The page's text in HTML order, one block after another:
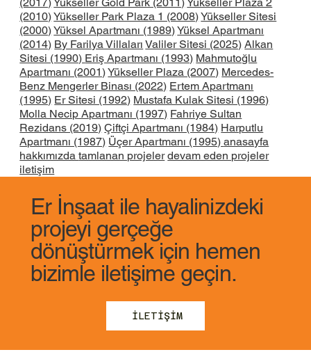
(2010)Yükseller Park Plaza 1 (2008)Yükseller Sitesi
(2000)Yüksel Apartmanı (1989)Yüksel Apartmanı
(2014) By Farilya Villaları Valiler Sitesi (2025) Alkan
Sitesi (1990) Eriş Apartmanı (1993) Mahmutoğlu
Apartmanı (2001)Yükseller Plaza (2007) Mercedes-
Benz Mengerler Binası (2022) Ertem Apartmanı
(1995) Er Sitesi (1992) Mustafa Kulak Sitesi (1996)
Molla Necip Apartmanı (1997) Fahriye Sultan
Rezidans (2019) Çiftçi Apartmanı (1984) Harputlu
Apartmanı (1987) Üçer Apartmanı (1995)anasayfa
hakkımızdatamlanan projeler devam eden projeler
iletişim
Er İnşaat ile hayalinizdeki
projeyi gerçeğe
dönüştürmek için hemen
bizimle iletişime geçin.
İLETİŞİM